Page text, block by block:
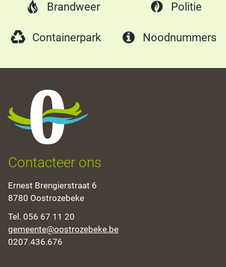
Brandweer Politie
Containerpark Noodnummers
Oostrozebeke
Contacteer ons
Adres
Ernest Brengierstraat 6
,8780 Oostrozebeke
Tel. 056 67 11 20
E-
mail
gemeente@oostrozebeke.be
Ondernemingsnummer
0207.436.676